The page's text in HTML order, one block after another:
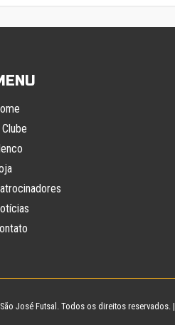
Clube
São José Futsal . Todos os direitos reservados. |